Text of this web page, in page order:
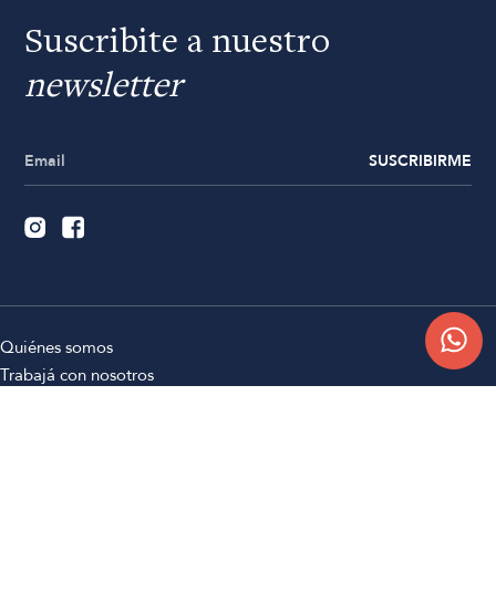
Suscribite a nuestro
newsletter
SUSCRIBIRME
Quiénes somos
Trabajá con nosotros